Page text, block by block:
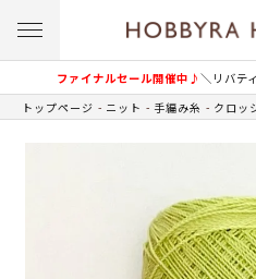
ファイナルセール開催中♪＼リバテ
トップページ ニット 手編み糸 クロッ